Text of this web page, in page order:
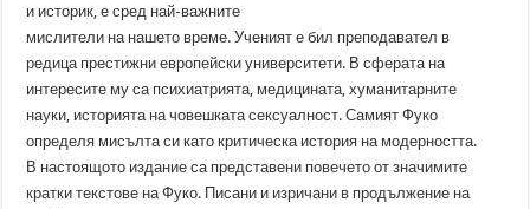
и историк, е сред най-важните
мислители на нашето време. Ученият е бил преподавател в
редица престижни европейски университети. В сферата на
интересите му са психиатрията, медицината, хуманитарните
науки, историята на човешката сексуалност. Самият Фуко
определя мисълта си като критическа история на модерността.
В настоящото издание са представени повечето от значимите
кратки текстове на Фуко. Писани и изричани в продължение на